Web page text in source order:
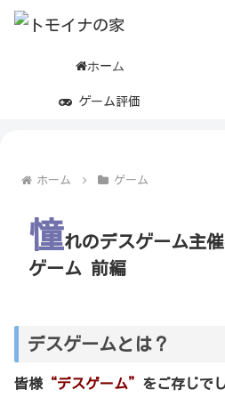
ホーム
ゲーム評価
ホーム ゲーム
憧れのデスゲーム主
ゲーム 前編
デスゲームとは？
皆様“デスゲーム” をご存じで